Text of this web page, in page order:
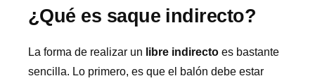
¿Qué es saque indirecto?
La forma de realizar un libre indirecto es bastante
sencilla. Lo primero, es que el balón debe estar